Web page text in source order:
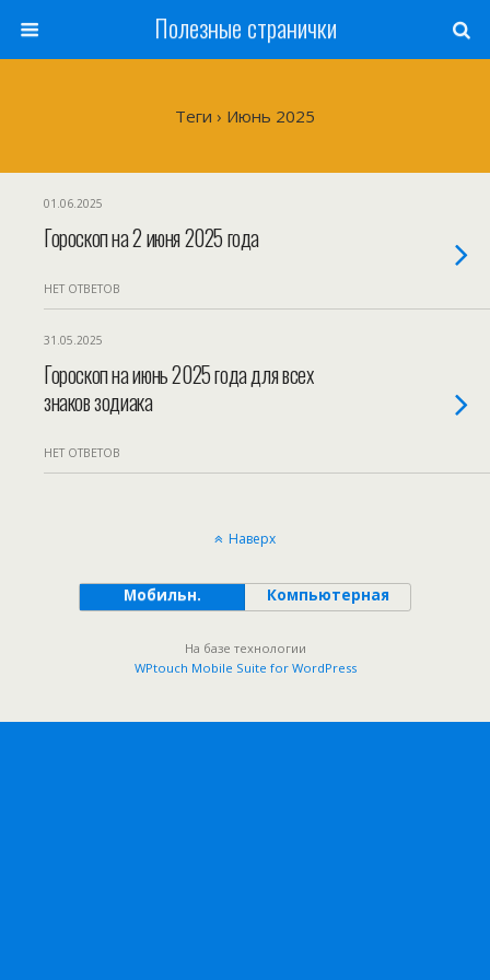
Полезные странички
Теги › Июнь 2025
01.06.2025
Гороскоп на 2 июня 2025 года
НЕТ ОТВЕТОВ
31.05.2025
Гороскоп на июнь 2025 года для всех
знаков зодиака
НЕТ ОТВЕТОВ
Наверх
Мобильн. Компьютерная
На базе технологии
WPtouch Mobile Suite for WordPress